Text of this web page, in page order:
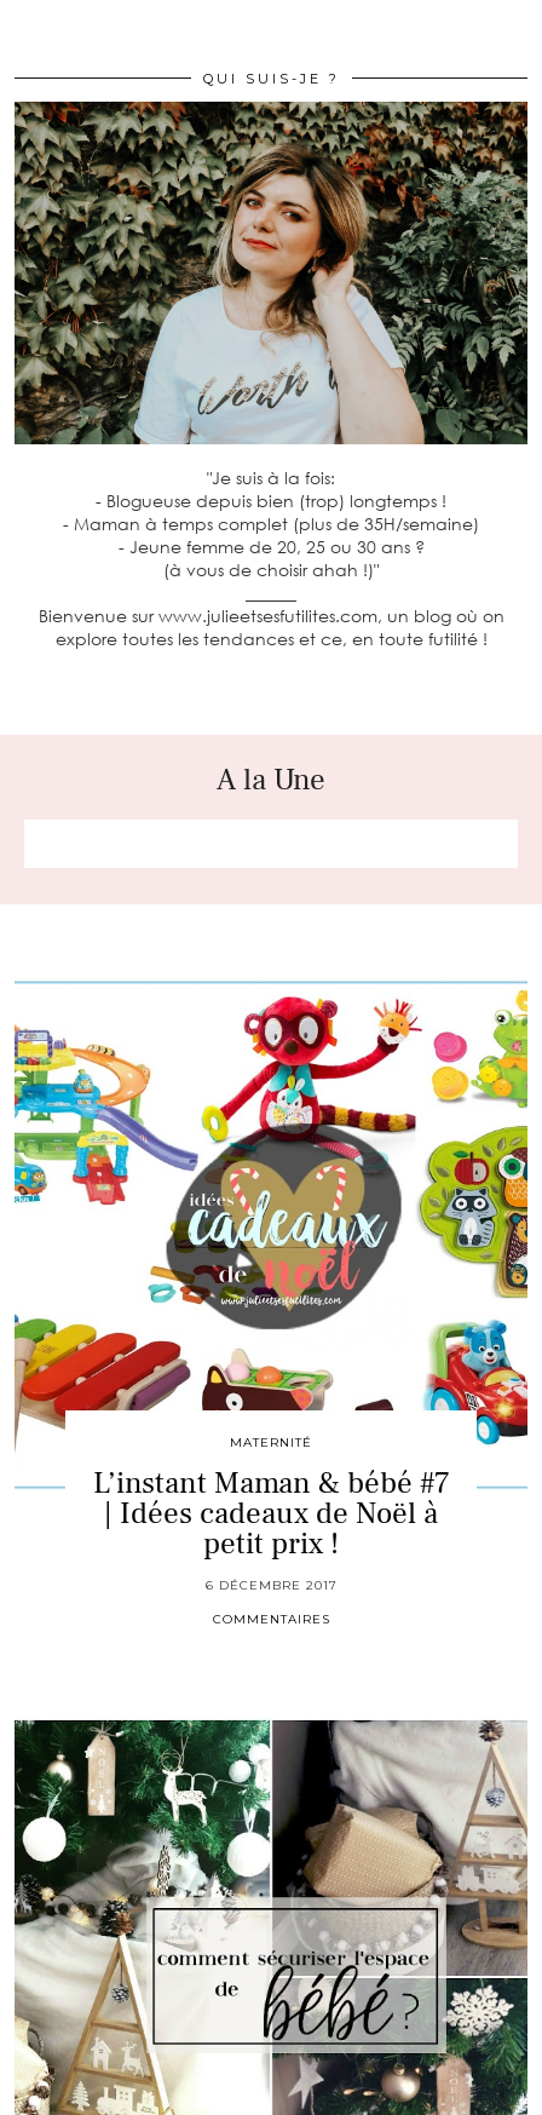
QUI SUIS-JE ?
"Je suis à la fois:
- Blogueuse depuis bien (trop) longtemps !
- Maman à temps complet (plus de 35H/semaine)
- Jeune femme de 20, 25 ou 30 ans ?
(à vous de choisir ahah !)"
Bienvenue sur www.julieetsesfutilites.com, un blog où on
explore toutes les tendances et ce, en toute futilité !
A la Une
MATERNITÉ
L’instant Maman & bébé #7
| Idées cadeaux de Noël à
petit prix !
6 DÉCEMBRE 2017
COMMENTAIRES